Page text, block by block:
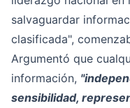
salvaguardar
clasificada",
Argumentó que
información,
sensibilidad,